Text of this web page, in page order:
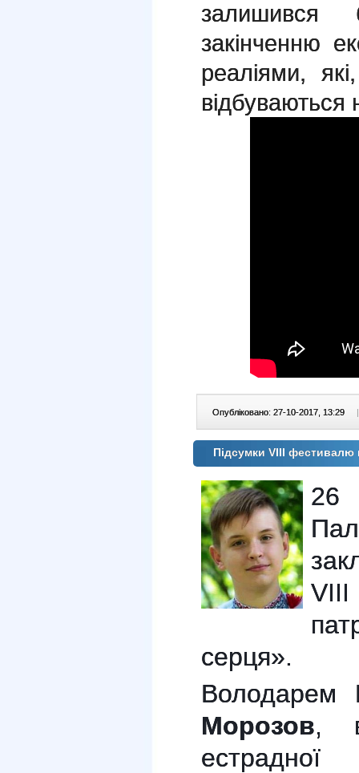
залишився
закінченню
реаліями,
відбуваються
Опубліковано: 27-10-2017, 13:29 |
Підсумки VIII фестивалю
26
серця».
Володарем
Морозов,